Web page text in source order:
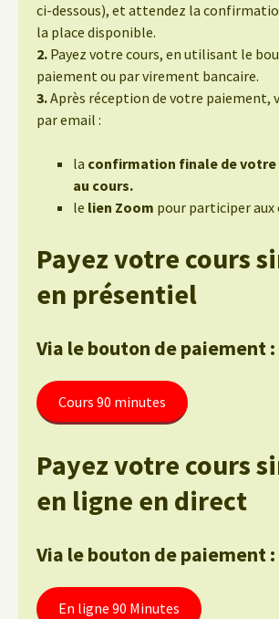
ci-dessous), et attendez la
la place disponible.
2. Payez votre cours, en utilisant le
paiement ou par virement bancaire.
3.Après réception de votre paiement,
par email :
la confirmation finale de
au cours.
le lien Zoom pour participer aux
Payez votre cours
en présentiel
Via le bouton de paiement :
Cours 90 minutes
Payez votre cours
en ligne en direct
Via le bouton de paiement :
En ligne 90 Minutes